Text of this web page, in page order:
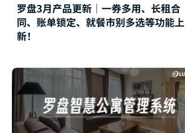
罗盘3月产品更新｜一券多用、长租合
同、账单锁定、就餐市别多选等功能上
新！